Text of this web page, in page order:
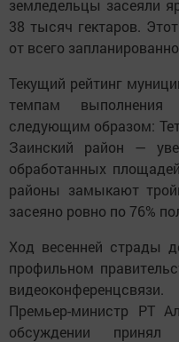
земледельцы засеяли
38 тысяч гектаров.
от всего
Текущий рейтинг
темпам выполнения
следующим образом:
Заинский район —
обработанных
районы замыкают
засеяно ровно по 76%
Ход весенней страды
профильном
Премьер-министр РТ
обсуждении